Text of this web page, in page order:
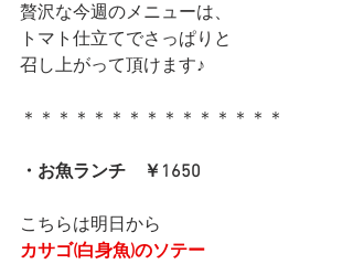
贅沢な今週のメニューは、
トマト仕立てでさっぱりと
召し上がって頂けます♪
＊＊＊＊＊＊＊＊＊＊＊＊＊＊＊
・お魚ランチ　￥1650
こちらは明日から
カサゴ(白身魚)のソテー